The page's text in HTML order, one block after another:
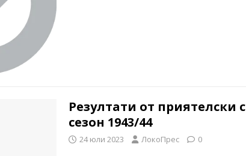
Резултати от приятелски
сезон 1943/44
24 юли 2023 ЛокоПрес 0